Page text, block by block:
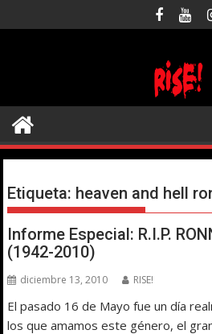
al
Etiqueta: heaven and hell
Informe Especial: R.I.P.
(1942-2010)
diciembre 13, 2010 RISE!
El pasado 16 de Mayo fue un día
los que amamos este género, el